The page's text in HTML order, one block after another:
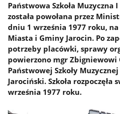
Państwowa Szkoła Muzyczna
została powołana przez
dniu 1 września 1977 roku,
Miasta i Gminy Jarocin. Po
potrzeby placówki, sprawy
powierzono mgr Zbigniewowi
Państwowej Szkoły
Jarociński. Szkoła rozpoczęła
września 1977 roku.